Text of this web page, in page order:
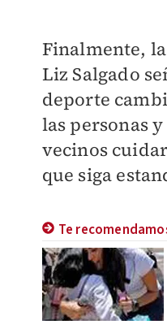
Finalmente,
Liz Salgado
deporte
las personas
vecinos
que siga
Te